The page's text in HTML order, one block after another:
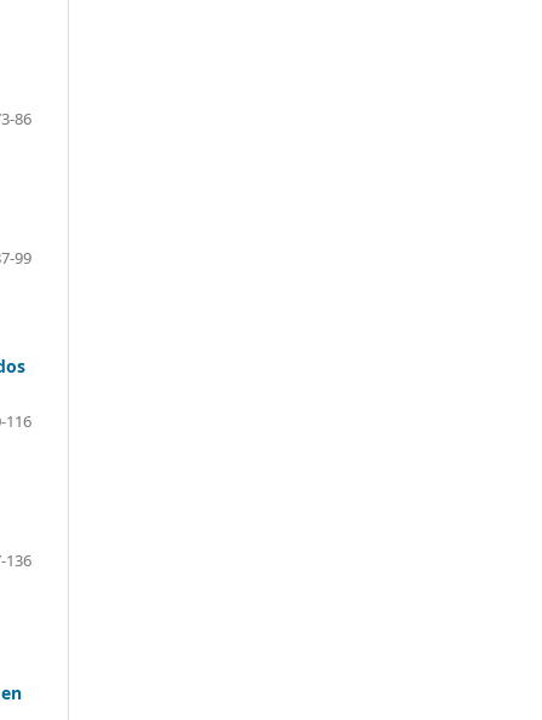
86
99
116
136